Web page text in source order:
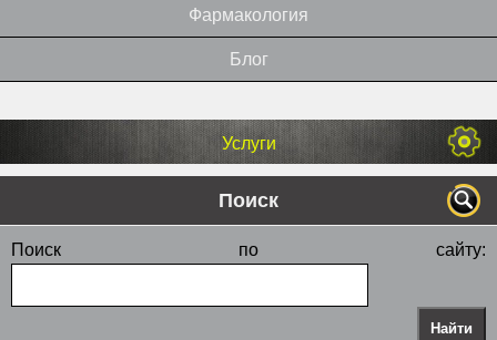
Фармакология
Блог
Услуги
Поиск
Поиск по сайту: